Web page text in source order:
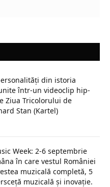
din istoria
într-un videoclip hip-
Ziua Tricolorului de
Stan (Kartel)
Week: 2-6 septembrie
în care vestul României
muzicală completă, 5
muzicală și inovație.